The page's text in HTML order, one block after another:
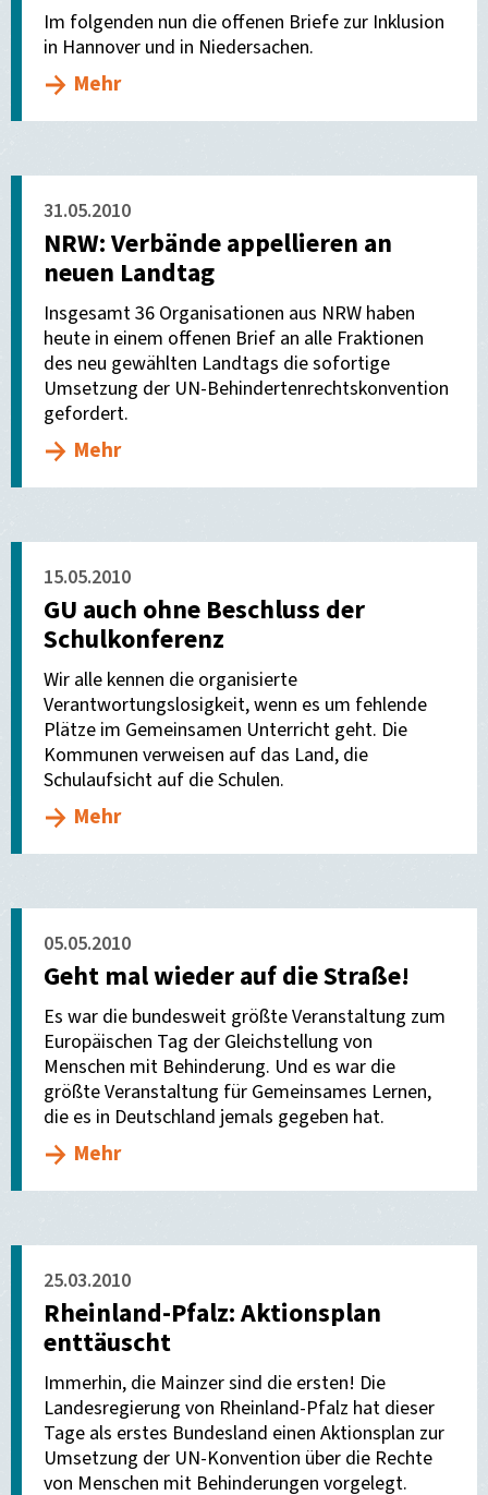
Im folgenden nun die offenen Briefe zur Inklusion
in Hannover und in Niedersachen.
Mehr
31.05.2010
NRW: Verbände appellieren an
neuen Landtag
Insgesamt 36 Organisationen aus NRW haben
heute in einem offenen Brief an alle Fraktionen
des neu gewählten Landtags die sofortige
Umsetzung der UN-Behindertenrechtskonvention
gefordert.
Mehr
15.05.2010
GU auch ohne Beschluss der
Schulkonferenz
Wir alle kennen die organisierte
Verantwortungslosigkeit, wenn es um fehlende
Plätze im Gemeinsamen Unterricht geht. Die
Kommunen verweisen auf das Land, die
Schulaufsicht auf die Schulen.
Mehr
05.05.2010
Geht mal wieder auf die Straße!
Es war die bundesweit größte Veranstaltung zum
Europäischen Tag der Gleichstellung von
Menschen mit Behinderung. Und es war die
größte Veranstaltung für Gemeinsames Lernen,
die es in Deutschland jemals gegeben hat.
Mehr
25.03.2010
Rheinland-Pfalz: Aktionsplan
enttäuscht
Immerhin, die Mainzer sind die ersten! Die
Landesregierung von Rheinland-Pfalz hat dieser
Tage als erstes Bundesland einen Aktionsplan zur
Umsetzung der UN-Konvention über die Rechte
von Menschen mit Behinderungen vorgelegt.